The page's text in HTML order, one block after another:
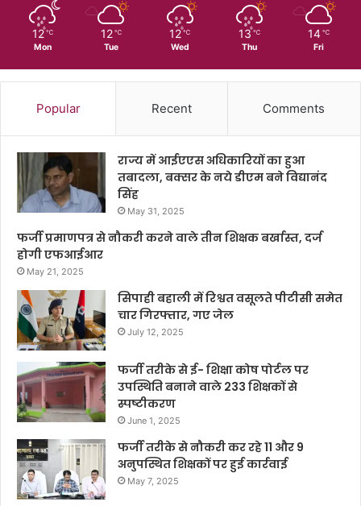
12 ℃
Mon
12 ℃
Tue
12 ℃
Wed
13 ℃
Thu
14 ℃
Fri
Popular Recent Comments
राज्य में आईएएस अधिकारियों का हुआ
तबादला, बक्सर के नये डीएम बने विद्यानंद
सिंह
May 31, 2025
फर्जी प्रमाणपत्र से नौकरी करने वाले तीन शिक्षक बर्खास्त, दर्ज
होगी एफआईआर
May 21, 2025
सिपाही बहाली में रिश्वत वसूलते पीटीसी समेत
चार गिरफ्तार, गए जेल
July 12, 2025
फर्जी तरीके से ई- शिक्षा कोष पोर्टल पर
उपस्थिति बनाने वाले 233 शिक्षकों से
स्पष्टीकरण
June 1, 2025
फर्जी तरीके से नौकरी कर रहे 11 और 9
अनुपस्थित शिक्षकों पर हुई कार्रवाई
May 7, 2025